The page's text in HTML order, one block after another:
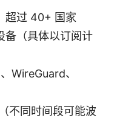
超过 40+ 国家
备（具体以订阅计
WireGuard、
不同时间段可能波